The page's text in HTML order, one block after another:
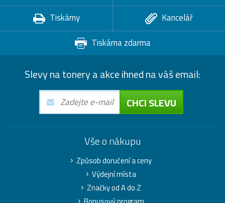
Tiskárny
Kancelář
Tiskárna zdarma
Slevy na tonery a akce ihned na váš email:
CHCI SLEVU
Vše o nákupu
Způsob doručení a ceny
Výdejní místa
Značky od A do Z